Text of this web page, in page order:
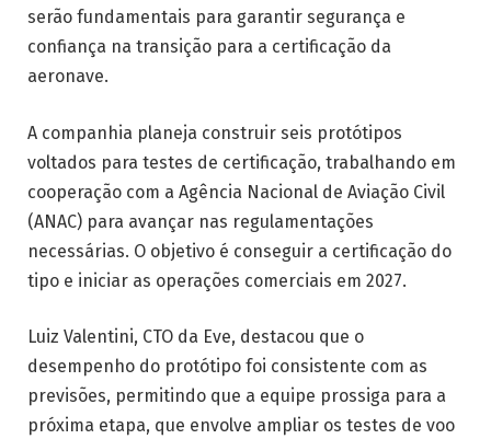
serão fundamentais para garantir segurança e
confiança na transição para a certificação da
aeronave.
A companhia planeja construir seis protótipos
voltados para testes de certificação, trabalhando em
cooperação com a Agência Nacional de Aviação Civil
(ANAC) para avançar nas regulamentações
necessárias. O objetivo é conseguir a certificação do
tipo e iniciar as operações comerciais em 2027.
Luiz Valentini, CTO da Eve, destacou que o
desempenho do protótipo foi consistente com as
previsões, permitindo que a equipe prossiga para a
próxima etapa, que envolve ampliar os testes de voo